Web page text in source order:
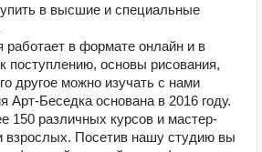
в высшие и специальные
в формате онлайн и в
поступлению, основы рисования,
другое можно изучать с нами
Арт-Беседка основана в 2016 году.
150 различных курсов и мастер-
взрослых. Посетив нашу студию вы